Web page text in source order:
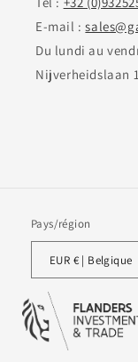
E-mail :
Du lundi au
Nijverheidslaan
Pays/région
EUR € | Belgique